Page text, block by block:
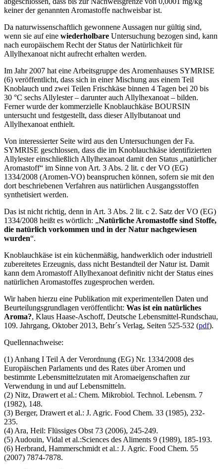
keiner der genannten Aromastoffe nachweisbar ist.
Da naturwissenschaftlich gewonnene Aussagen nur gültig sind,
wenn sie auf eine wiederholbare Untersuchung bezogen sind, kann
nach europäischem Recht der Status der Natürlichkeit für
Allylhexanoat nicht aufrecht erhalten werden.
Im Jahr 2007 hat eine Arbeitsgruppe des Aromenhauses SYMRISE
(6) veröffentlicht, dass sich in einer Mischung aus einem Teil
Knoblauch und zwei Teilen Frischkäse binnen 4 Tagen bei 20 bis
30 °C sechs Allylester – darunter auch Allylhexanoat – bilden.
Ferner wurde der kommerzielle Knoblauchkäse BOURSIN
untersucht und festgestellt, dass dieser Allylbutanoat und
Allylhexanoat enthielt.
Von interessierter Seite wird aus den Untersuchungen der Fa.
SYMRISE geschlossen, dass die im Knoblauchkäse identifizierten
Allylester einschließlich Allylhexanoat damit den Status „natürlicher
Aromastoff“ im Sinne von Art. 3 Abs. 2 lit. c der VO (EG)
1334/2008 (Aromen-VO) beanspruchen können, sofern sie mit den
dort beschriebenen Verfahren aus natürlichen Ausgangsstoffen
synthetisiert werden.
Das ist nicht richtig, denn in Art. 3 Abs. 2 lit. c 2. Satz der VO (EG)
1334/2008 heißt es wörtlich: „Natürliche Aromastoffe sind Stoffe,
die natürlich vorkommen und in der Natur nachgewiesen
wurden“.
Knoblauchkäse ist ein küchenmäßig, handwerklich oder industriell
zubereitetes Erzeugnis, dass nicht Bestandteil der Natur ist. Damit
kann dem Aromastoff Allylhexanoat definitiv nicht der Status eines
natürlichen Aromastoffes zugesprochen werden.
Wir haben hierzu eine Publikation mit experimentellen Daten und
Beurteilungsgrundlagen veröffentlicht: Was ist ein natürliches
Aroma?, Klaus Haase-Aschoff, Deutsche Lebensmittel-Rundschau,
109. Jahrgang, Oktober 2013, Behr´s Verlag, Seiten 525-532 (pdf).
Quellennachweise:
(1) Anhang I Teil A der Verordnung (EG) Nr. 1334/2008 des
Europäischen Parlaments und des Rates über Aromen und
bestimmte Lebensmittelzutaten mit Aromaeigenschaften zur
Verwendung in und auf Lebensmitteln.
(2) Nitz, Drawert et al.: Chem. Mikrobiol. Technol. Lebensm. 7
(1982), 148.
(3) Berger, Drawert et al.: J. Agric. Food Chem. 33 (1985), 232-
235.
(4) Ara, Heil: Flüssiges Obst 73 (2006), 245-249.
(5) Audouin, Vidal et al.:Sciences des Aliments 9 (1989), 185-193.
(6) Herbrand, Hammerschmidt et al.: J. Agric. Food Chem. 55
(2007) 7874-7878.